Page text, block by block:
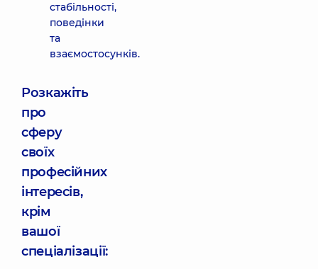
стабільності,
поведінки
та
взаємостосунків.
Розкажіть
про
сферу
своїх
професійних
інтересів,
крім
вашої
спеціалізації: